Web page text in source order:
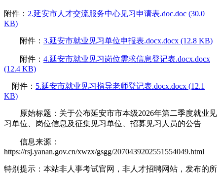
附件： 2.延安市人才交流服务中心见习申请表.doc.doc (30.0
KB)
附件： 3.延安市就业见习单位申报表.docx.docx (12.8 KB)
附件： 4.延安市就业见习岗位需求信息登记表.docx.docx
(12.4 KB)
附件： 5.延安市就业见习指导老师登记表.docx.docx (12.1
KB)
原始标题：关于公布延安市市本级2026年第二季度就业见
习单位、岗位信息及征集见习单位、招募见习人员的公告
信息来源：
https://rsj.yanan.gov.cn/xwzx/gsgg/2070439202551554049.html
特别提示：本站非人事考试官网，非人才招聘网站，发布的所